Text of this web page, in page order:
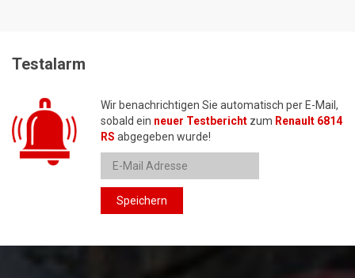
Testalarm
Wir benachrichtigen Sie automatisch per E-Mail,
sobald ein neuer Testbericht zum Renault 6814
RS abgegeben wurde!
Speichern